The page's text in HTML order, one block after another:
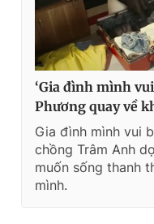
‘Gia đình mình
Phương quay về
Gia đình mình vui
chồng Trâm Anh
muốn sống thanh
mình.